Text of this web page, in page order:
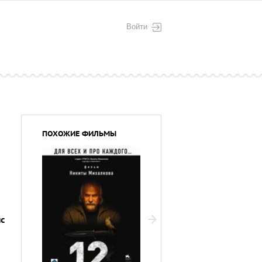
Войти
ПОХОЖИЕ ФИЛЬМЫ